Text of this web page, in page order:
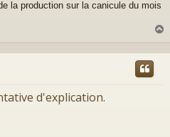
la production sur la canicule du mois
u
d'explication.